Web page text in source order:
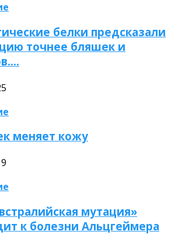
белки предсказали
точнее бляшек и
меняет кожу
мутация»
к болезни Альцгеймера